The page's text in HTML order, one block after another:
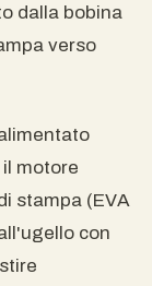
dalla bobina
verso
motore
stampa (EVA
con